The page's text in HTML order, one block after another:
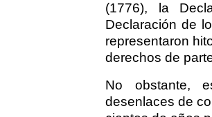
(1776), la
Declaración de
representaron
derechos de
No obstante,
desenlaces de